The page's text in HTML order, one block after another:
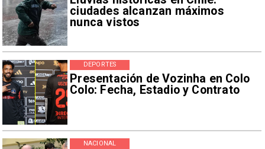
ciudades alcanzan máximos
nunca vistos
Presentación de Vozinha en Colo
Colo: Fecha, Estadio y Contrato
DEPORTES
NACIONAL